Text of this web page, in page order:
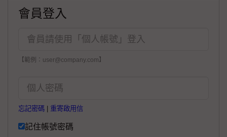
會員登入
【範例：user@company.com】
忘記密碼 重寄啟用信
記住帳號密碼